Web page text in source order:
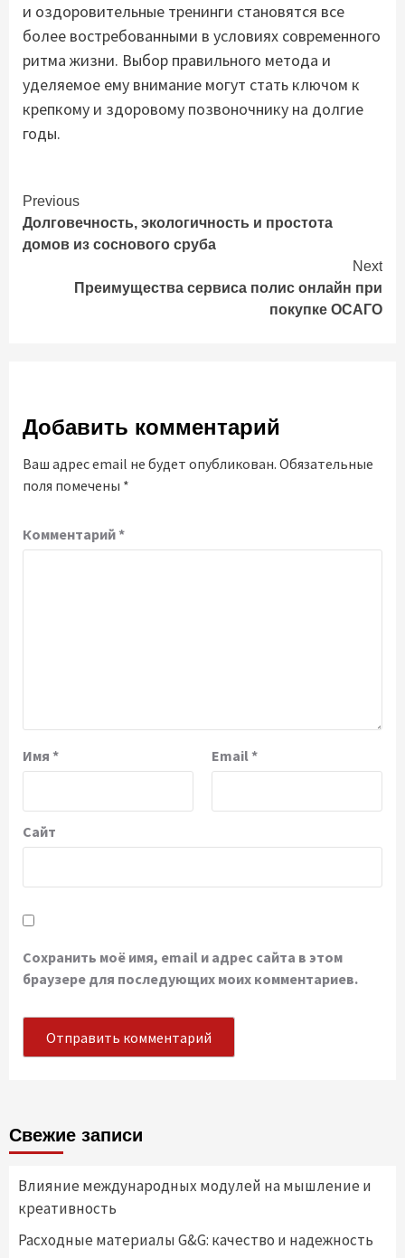
и оздоровительные тренинги становятся все
более востребованными в условиях современного
ритма жизни. Выбор правильного метода и
уделяемое ему внимание могут стать ключом к
крепкому и здоровому позвоночнику на долгие
годы.
Continue
Reading
Previous
Долговечность, экологичность и простота
домов из соснового сруба
Next
Преимущества сервиса полис онлайн при
покупке ОСАГО
Добавить комментарий
Ваш адрес email не будет опубликован. Обязательные
поля помечены *
Комментарий*
Имя * Email*
Сайт
Сохранить моё имя, email и адрес сайта в этом
браузере для последующих моих комментариев.
Свежие записи
Влияние международных модулей на мышление и
креативность
Расходные материалы G&G: качество и надежность